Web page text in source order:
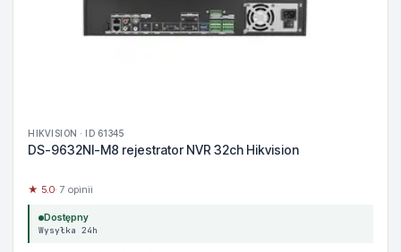
HIKVISION · ID 61345
DS-9632NI-M8 rejestrator NVR 32ch Hikvision
★ 5.0· 7 opinii
Dostępny
Wysyłka 24h